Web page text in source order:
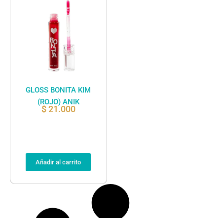
GLOSS BONITA KIM
(ROJO) ANIK
$21.000
Añadir al carrito